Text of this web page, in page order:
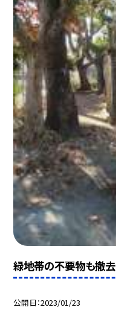
緑地帯の不要物も撤去
公開日 2023/01/23